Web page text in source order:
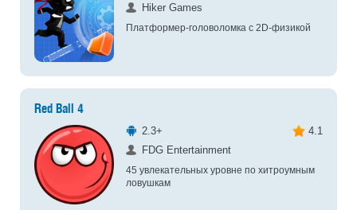
Hiker Games
Платформер-головоломка с 2D-физикой
Red Ball 4
2.3+
4.1
FDG Entertainment
45 увлекательных уровне по хитроумным
ловушкам